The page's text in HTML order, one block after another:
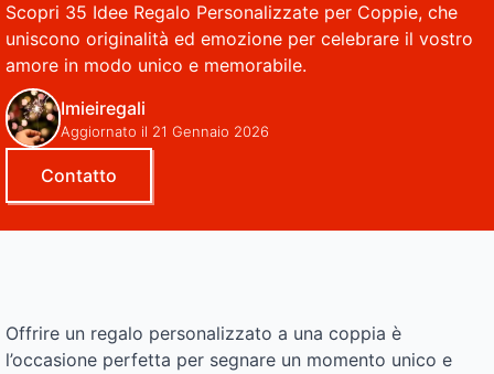
Scopri 35 Idee Regalo Personalizzate per Coppie, che
uniscono originalità ed emozione per celebrare il vostro
amore in modo unico e memorabile.
Imieiregali
Aggiornato il 21 Gennaio 2026
Contatto
Offrire un regalo personalizzato a una coppia è
l’occasione perfetta per segnare un momento unico e